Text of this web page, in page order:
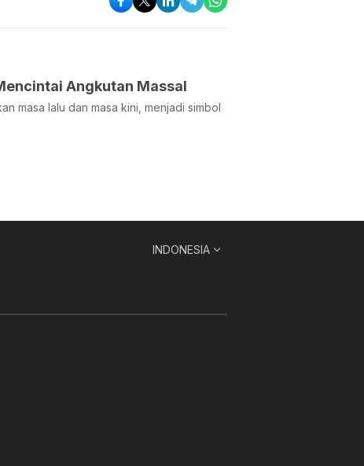
Angkutan Massal
masa lalu dan masa kini, menjadi simbol
INDONESIA